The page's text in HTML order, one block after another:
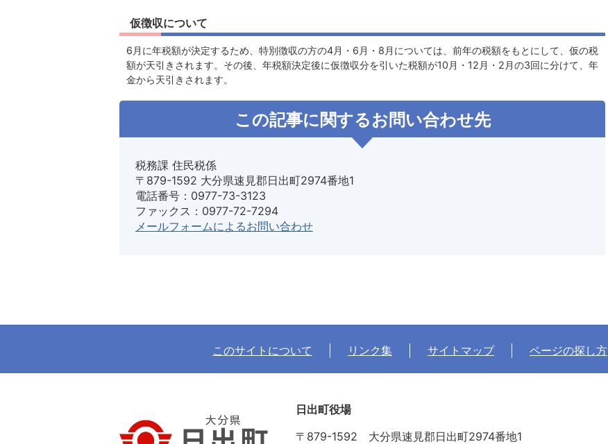
仮徴収について
6月に年税額が決定するため、特別徴収の方の4月・6月・8月については、前年の税額をもとにして、仮の税
額が天引きされます。その後、年税額決定後に仮徴収分を引いた税額が10月・12月・2月の3回に分けて、年
金から天引きされます。
この記事に関するお問い合わせ先
税務課 住民税係
〒879-1592 大分県速見郡日出町2974番地1
電話番号：0977-73-3123
ファックス：0977-72-7294
メールフォームによるお問い合わせ
このサイトについて リンク集 サイトマップ ページの探し方
日出町役場
〒879-1592 大分県速見郡日出町2974番地1